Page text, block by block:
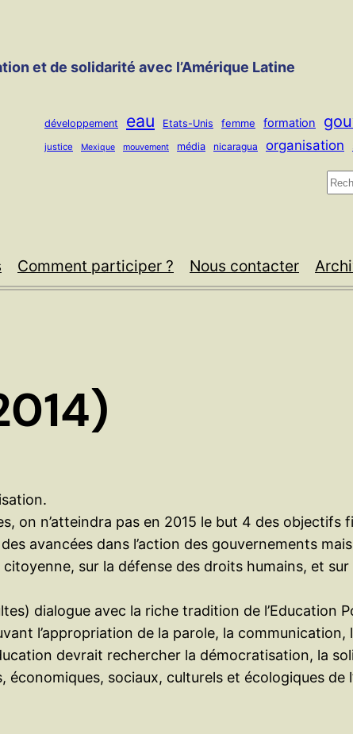
et de solidarité avec l’Amérique Latine
développement eau Etats-Unis femme formation
justice Mexique mouvement média nicaragua organisation
R
e
r
Comment participer ? Nous contacter
on n’atteindra pas en 2015 le but 4 des objectifs
avancées dans l’action des gouvernements
sur la défense des droits humains, et
dialogue avec la riche tradition de l’Education
l’appropriation de la parole, la communication,
devrait rechercher la démocratisation, la
sociaux, culturels et écologiques de